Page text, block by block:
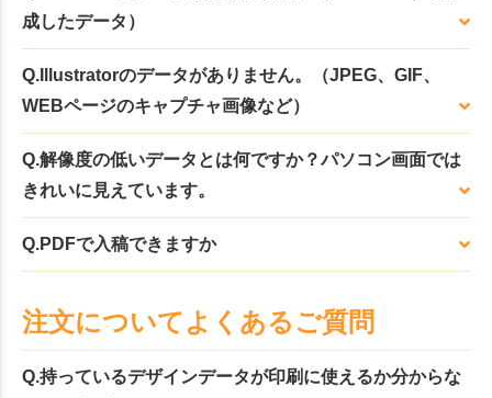
成したデータ）
Q.Illustratorのデータがありません。（JPEG、GIF、
WEBページのキャプチャ画像など）
Q.解像度の低いデータとは何ですか？パソコン画面では
きれいに見えています。
Q.PDFで入稿できますか
注文についてよくあるご質問
Q.持っているデザインデータが印刷に使えるか分からな